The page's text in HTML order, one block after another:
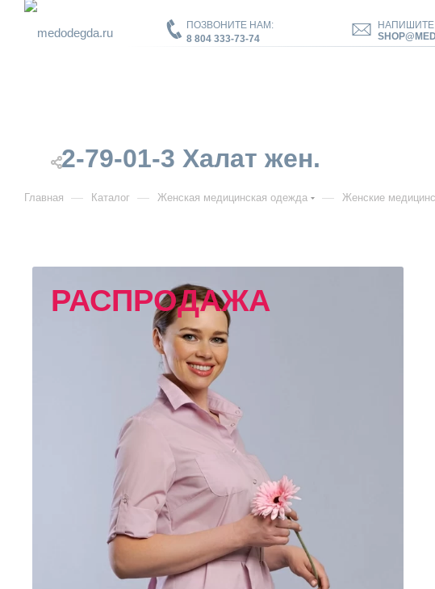
ПОЗВОНИТЕ НАМ:
8 804 333-73-74
2-79-01-3 Халат жен.
Главная — Каталог — Женская медицинская одежда — Женские
РАСПРОДАЖА